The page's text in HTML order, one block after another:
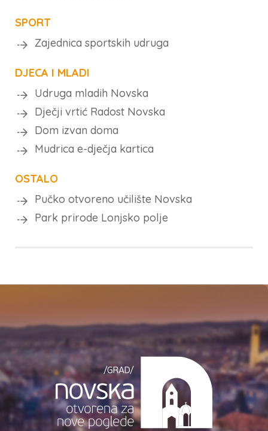
SPORT
Zajednica sportskih udruga
DJECA I MLADI
Udruga mladih Novska
Dječji vrtić Radost Novska
Dom izvan doma
Mudrica e-dječja kartica
OSTALO
Pučko otvoreno učilište Novska
Park prirode Lonjsko polje